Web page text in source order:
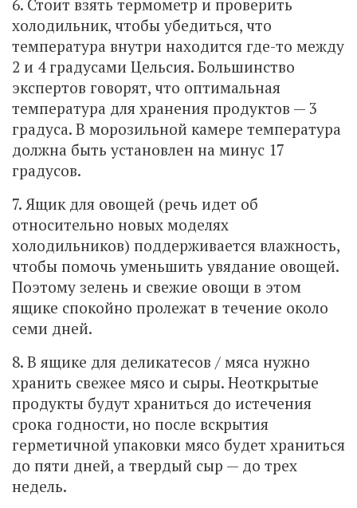
6. Стоит взять термометр и проверить
холодильник, чтобы убедиться, что
температура внутри находится где-то между
2 и 4 градусами Цельсия. Большинство
экспертов говорят, что оптимальная
температура для хранения продуктов — 3
градуса. В морозильной камере температура
должна быть установлен на минус 17
градусов.
7. Ящик для овощей (речь идет об
относительно новых моделях
холодильников) поддерживается влажность,
чтобы помочь уменьшить увядание овощей.
Поэтому зелень и свежие овощи в этом
ящике спокойно пролежат в течение около
семи дней.
8. В ящике для деликатесов / мяса нужно
хранить свежее мясо и сыры. Неоткрытые
продукты будут храниться до истечения
срока годности, но после вскрытия
герметичной упаковки мясо будет храниться
до пяти дней, а твердый сыр — до трех
недель.